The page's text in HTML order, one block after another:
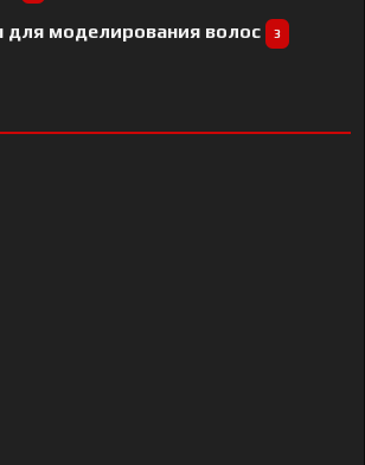
для моделирования волос 3